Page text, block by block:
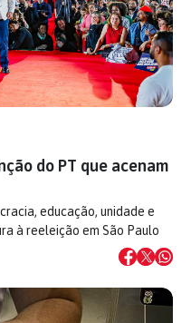
do PT que acenam
educação, unidade e
à reeleição em São Paulo